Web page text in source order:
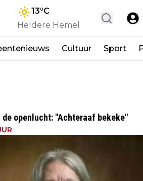
13°C
Heldere Hemel
Cultuur Sport
openlucht: "Achteraaf bekeke"